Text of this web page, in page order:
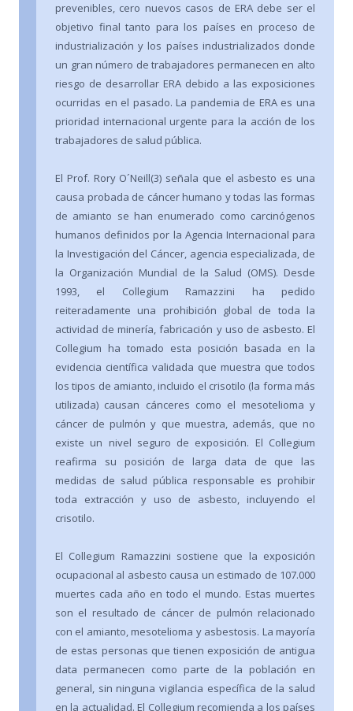
prevenibles, cero nuevos casos de ERA debe ser el
objetivo final tanto para los países en proceso de
industrialización y los países industrializados donde
un gran número de trabajadores permanecen en alto
riesgo de desarrollar ERA debido a las exposiciones
ocurridas en el pasado. La pandemia de ERA es una
prioridad internacional urgente para la acción de los
trabajadores de salud pública.
El Prof. Rory O´Neill(3) señala que el asbesto es una
causa probada de cáncer humano y todas las formas
de amianto se han enumerado como carcinógenos
humanos definidos por la Agencia Internacional para
la Investigación del Cáncer, agencia especializada, de
la Organización Mundial de la Salud (OMS). Desde
1993, el Collegium Ramazzini ha pedido
reiteradamente una prohibición global de toda la
actividad de minería, fabricación y uso de asbesto. El
Collegium ha tomado esta posición basada en la
evidencia científica validada que muestra que todos
los tipos de amianto, incluido el crisotilo (la forma más
utilizada) causan cánceres como el mesotelioma y
cáncer de pulmón y que muestra, además, que no
existe un nivel seguro de exposición. El Collegium
reafirma su posición de larga data de que las
medidas de salud pública responsable es prohibir
toda extracción y uso de asbesto, incluyendo el
crisotilo.
El Collegium Ramazzini sostiene que la exposición
ocupacional al asbesto causa un estimado de 107.000
muertes cada año en todo el mundo. Estas muertes
son el resultado de cáncer de pulmón relacionado
con el amianto, mesotelioma y asbestosis. La mayoría
de estas personas que tienen exposición de antigua
data permanecen como parte de la población en
general, sin ninguna vigilancia específica de la salud
en la actualidad. El Collegium recomienda a los países